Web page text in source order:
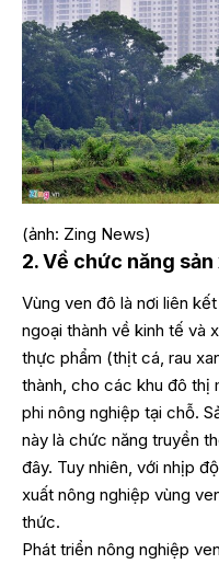
(ảnh: Zing News)
2. Về chức năng
Vùng ven đô là nơi liên
ngoại thành về kinh tế và
thực phẩm (thịt cá, rau
thành, cho các khu đô thị
phi nông nghiệp tại chỗ.
này là chức năng truyền
đây. Tuy nhiên, với nhịp
xuất nông nghiệp vùng
thức.
Phát triển nông nghiệp